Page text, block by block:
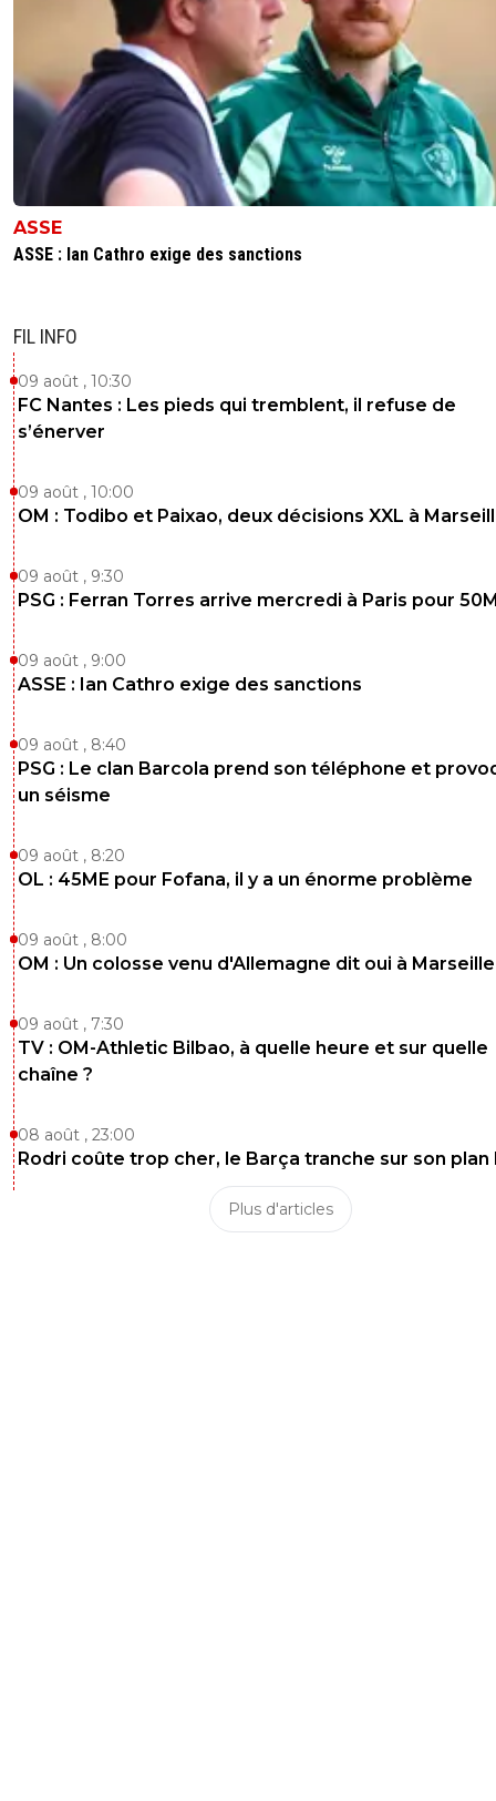
ASSE
ASSE : Ian Cathro exige des sanctions
FIL INFO
09 août , 10:30
FC Nantes : Les pieds qui tremblent, il refuse de
s’énerver
09 août , 10:00
OM : Todibo et Paixao, deux décisions XXL à
09 août , 9:30
PSG : Ferran Torres arrive mercredi à Paris pour
09 août , 9:00
ASSE : Ian Cathro exige des sanctions
09 août , 8:40
PSG : Le clan Barcola prend son téléphone et
un séisme
09 août , 8:20
OL : 45ME pour Fofana, il y a un énorme problème
09 août , 8:00
OM : Un colosse venu d'Allemagne dit oui à Marseille
09 août , 7:30
TV : OM-Athletic Bilbao, à quelle heure et sur quelle
chaîne ?
08 août , 23:00
Rodri coûte trop cher, le Barça tranche sur son plan
Plus d'articles